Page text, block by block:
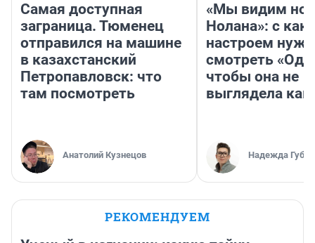
Самая доступная
заграница. Тюменец
отправился на машине
в казахстанский
Петропавловск: что
там посмотреть
Анатолий Кузнецов
«Мы видим
Нолана»: с
настроем
смотреть
чтобы она не
выглядела как
Надежда
РЕКОМЕНДУЕМ